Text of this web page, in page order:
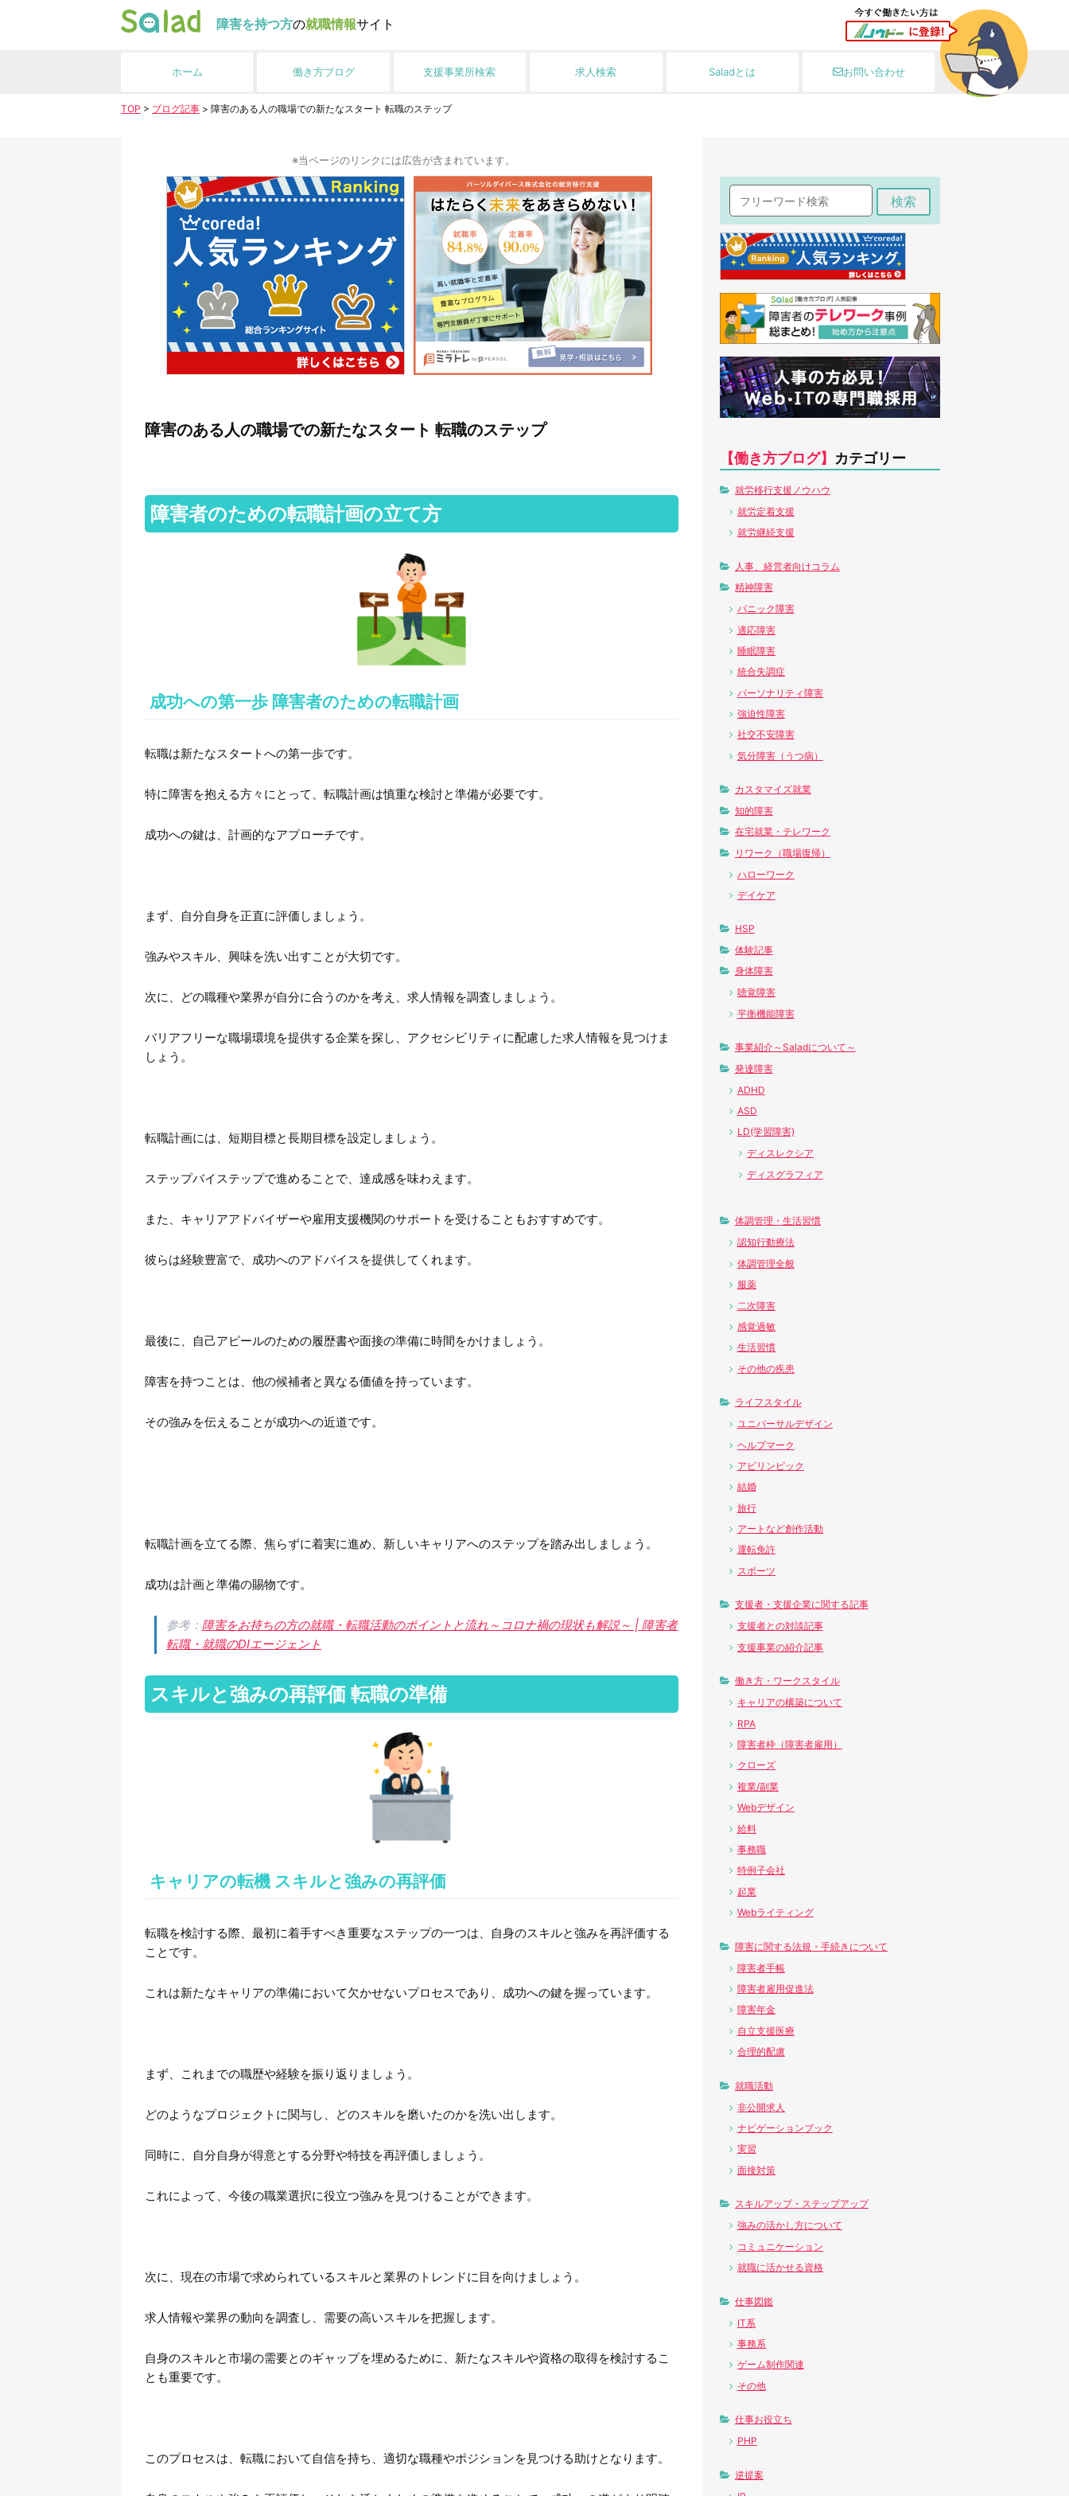
障害を持つ方の就職情報サイト
ホーム 働き方ブログ 支援事業所検索 求人検索 Saladとは お問い合わせ
TOP > ブログ記事 > 障害のある人の職場での新たなスタート 転職のステップ
※当ページのリンクには広告が含まれています。
障害のある人の職場での新たなスタート 転職のステップ
障害者のための転職計画の立て方
成功への第一歩 障害者のための転職計画
転職は新たなスタートへの第一歩です。
特に障害を抱える方々にとって、転職計画は慎重な検討と準備が必要です。
成功への鍵は、計画的なアプローチです。
まず、自分自身を正直に評価しましょう。
強みやスキル、興味を洗い出すことが大切です。
次に、どの職種や業界が自分に合うのかを考え、求人情報を調査しましょう。
バリアフリーな職場環境を提供する企業を探し、アクセシビリティに配慮した求人情報を見つけま
しょう。
転職計画には、短期目標と長期目標を設定しましょう。
ステップバイステップで進めることで、達成感を味わえます。
また、キャリアアドバイザーや雇用支援機関のサポートを受けることもおすすめです。
彼らは経験豊富で、成功へのアドバイスを提供してくれます。
最後に、自己アピールのための履歴書や面接の準備に時間をかけましょう。
障害を持つことは、他の候補者と異なる価値を持っています。
その強みを伝えることが成功への近道です。
転職計画を立てる際、焦らずに着実に進め、新しいキャリアへのステップを踏み出しましょう。
成功は計画と準備の賜物です。
参考： 障害をお持ちの方の就職・転職活動のポイントと流れ～コロナ禍の現状も解説～ | 障害者
転職・就職のDIエージェント
スキルと強みの再評価 転職の準備
キャリアの転機 スキルと強みの再評価
転職を検討する際、最初に着手すべき重要なステップの一つは、自身のスキルと強みを再評価する
ことです。
これは新たなキャリアの準備において欠かせないプロセスであり、成功への鍵を握っています。
まず、これまでの職歴や経験を振り返りましょう。
どのようなプロジェクトに関与し、どのスキルを磨いたのかを洗い出します。
同時に、自分自身が得意とする分野や特技を再評価しましょう。
これによって、今後の職業選択に役立つ強みを見つけることができます。
次に、現在の市場で求められているスキルと業界のトレンドに目を向けましょう。
求人情報や業界の動向を調査し、需要の高いスキルを把握します。
自身のスキルと市場の需要とのギャップを埋めるために、新たなスキルや資格の取得を検討するこ
とも重要です。
このプロセスは、転職において自信を持ち、適切な職種やポジションを見つける助けとなります。
検索
【働き方ブログ】 カテゴリー
就労移行支援ノウハウ
就労定着支援
就労継続支援
人事、経営者向けコラム
精神障害
パニック障害
適応障害
睡眠障害
統合失調症
パーソナリティ障害
強迫性障害
社交不安障害
気分障害（うつ病）
カスタマイズ就業
知的障害
在宅就業・テレワーク
リワーク（職場復帰）
ハローワーク
デイケア
HSP
体験記事
身体障害
聴覚障害
平衡機能障害
事業紹介～Saladについて～
発達障害
ADHD
ASD
LD(学習障害)
ディスレクシア
ディスグラフィア
体調管理・生活習慣
認知行動療法
体調管理全般
服薬
二次障害
感覚過敏
生活習慣
その他の疾患
ライフスタイル
ユニバーサルデザイン
ヘルプマーク
アビリンピック
結婚
旅行
アートなど創作活動
運転免許
スポーツ
支援者・支援企業に関する記事
支援者との対談記事
支援事業の紹介記事
働き方・ワークスタイル
キャリアの構築について
RPA
障害者枠（障害者雇用）
クローズ
複業/副業
Webデザイン
給料
事務職
特例子会社
起業
Webライティング
障害に関する法規・手続きについて
障害者手帳
障害者雇用促進法
障害年金
自立支援医療
合理的配慮
就職活動
非公開求人
ナビゲーションブック
実習
面接対策
スキルアップ・ステップアップ
強みの活かし方について
コミュニケーション
就職に活かせる資格
仕事図鑑
IT系
事務系
ゲーム制作関連
その他
仕事お役立ち
PHP
逆提案